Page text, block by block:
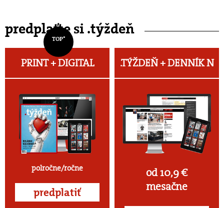
predplaťte si .týždeň
TOP*
PRINT + DIGITAL
polročne/ročne
predplatiť
.TÝŽDEŇ +DENNÍK N
od 10,9 €
mesačne